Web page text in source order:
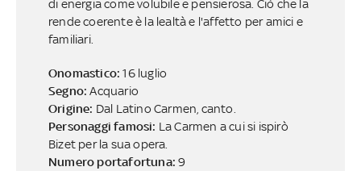
di energia come volubile e pensierosa. Ciò che la
rende coerente è la lealtà e l'affetto per amici e
familiari.
Onomastico:16 luglio
Segno:Acquario
Origine: Dal Latino Carmen, canto.
Personaggi famosi: La Carmen a cui si ispirò
Bizet per la sua opera.
Numero portafortuna:9